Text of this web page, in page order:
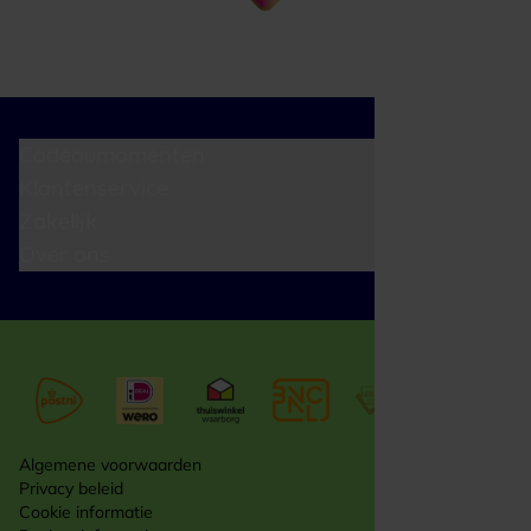
Algemene voorwaarden
Privacy beleid
Cookie informatie